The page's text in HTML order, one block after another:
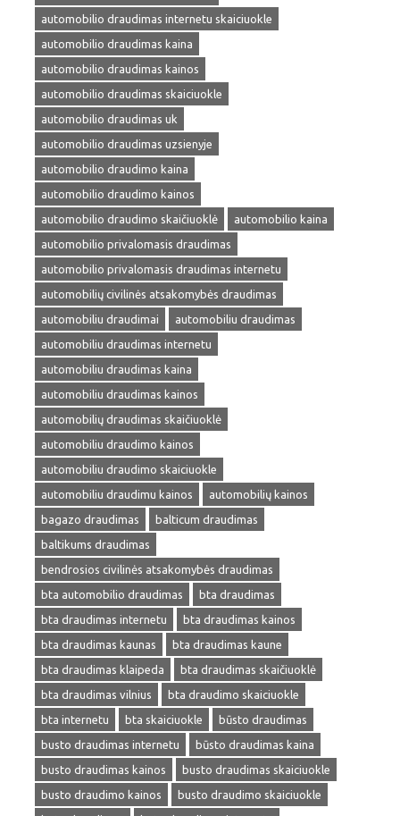
automobilio draudimas internetu skaiciuokle
automobilio draudimas kaina
automobilio draudimas kainos
automobilio draudimas skaiciuokle
automobilio draudimas uk
automobilio draudimas uzsienyje
automobilio draudimo kaina
automobilio draudimo kainos
automobilio draudimo skaičiuoklė
automobilio kaina
automobilio privalomasis draudimas
automobilio privalomasis draudimas internetu
automobilių civilinės atsakomybės draudimas
automobiliu draudimai
automobiliu draudimas
automobiliu draudimas internetu
automobiliu draudimas kaina
automobiliu draudimas kainos
automobilių draudimas skaičiuoklė
automobiliu draudimo kainos
automobiliu draudimo skaiciuokle
automobiliu draudimu kainos
automobilių kainos
bagazo draudimas
balticum draudimas
baltikums draudimas
bendrosios civilinės atsakomybės draudimas
bta automobilio draudimas
bta draudimas
bta draudimas internetu
bta draudimas kainos
bta draudimas kaunas
bta draudimas kaune
bta draudimas klaipeda
bta draudimas skaičiuoklė
bta draudimas vilnius
bta draudimo skaiciuokle
bta internetu
bta skaiciuokle
būsto draudimas
busto draudimas internetu
būsto draudimas kaina
busto draudimas kainos
busto draudimas skaiciuokle
busto draudimo kainos
busto draudimo skaiciuokle